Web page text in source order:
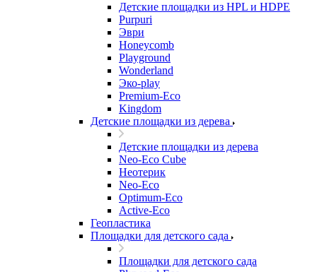
Детские площадки из HPL и HDPE
Purpuri
Эври
Honeycomb
Playground
Wonderland
Эко-play
Premium-Eco
Kingdom
Детские площадки из дерева
Детские площадки из дерева
Neo-Eco Cube
Неотерик
Neo-Eco
Оptimum-Еco
Active-Eco
Геопластика
Площадки для детского сада
Площадки для детского сада